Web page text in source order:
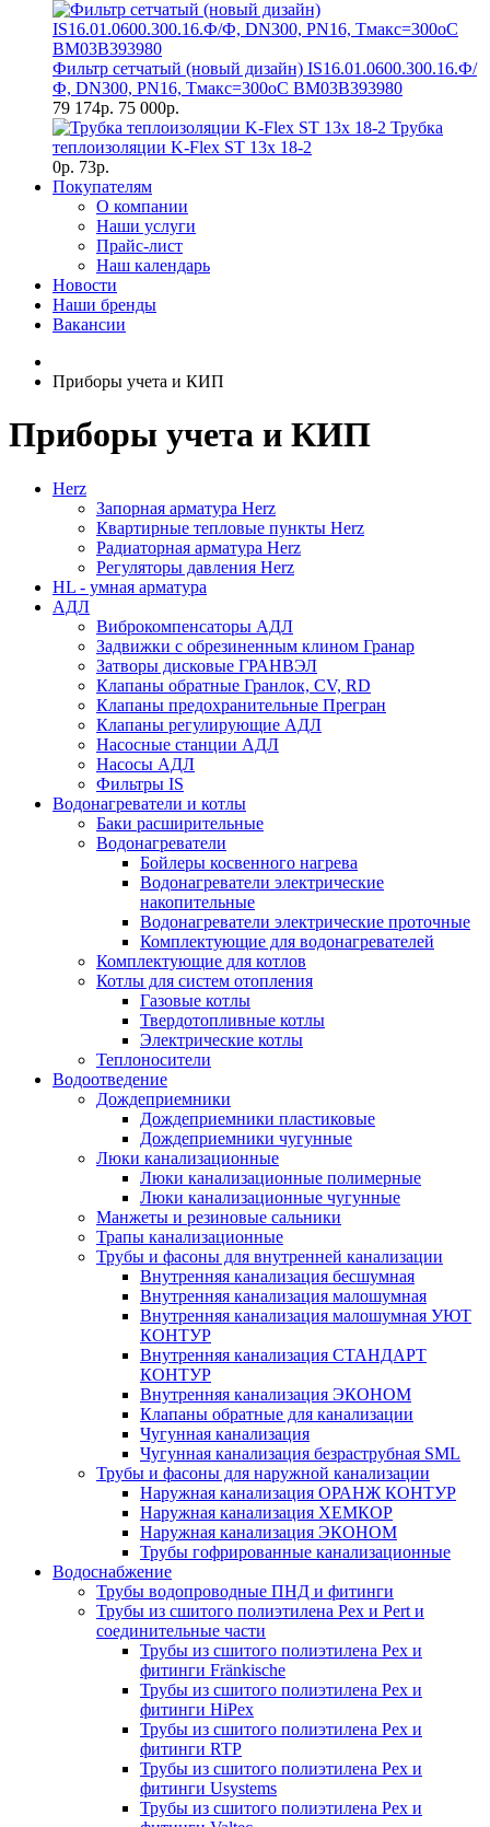
Фильтр сетчатый (новый дизайн) IS16.01.0600.300.16.Ф/
Ф, DN300, РN16, Тмакс=300оС BM03B393980
79 174р. 75 000р.
Трубка
теплоизоляции K-Flex ST 13х 18-2
0р. 73р.
Покупателям
О компании
Наши услуги
Прайс-лист
Наш календарь
Новости
Наши бренды
Вакансии
Приборы учета и КИП
Приборы учета и КИП
Herz
Запорная арматура Herz
Квартирные тепловые пункты Herz
Радиаторная арматура Herz
Регуляторы давления Herz
HL - умная арматура
АДЛ
Виброкомпенсаторы АДЛ
Задвижки с обрезиненным клином Гранар
Затворы дисковые ГРАНВЭЛ
Клапаны обратные Гранлок, CV, RD
Клапаны предохранительные Прегран
Клапаны регулирующие АДЛ
Насосные станции АДЛ
Насосы АДЛ
Фильтры IS
Водонагреватели и котлы
Баки расширительные
Водонагреватели
Бойлеры косвенного нагрева
Водонагреватели электрические
накопительные
Водонагреватели электрические проточные
Комплектующие для водонагревателей
Комплектующие для котлов
Котлы для систем отопления
Газовые котлы
Твердотопливные котлы
Электрические котлы
Теплоносители
Водоотведение
Дождеприемники
Дождеприемники пластиковые
Дождеприемники чугунные
Люки канализационные
Люки канализационные полимерные
Люки канализационные чугунные
Манжеты и резиновые сальники
Трапы канализационные
Трубы и фасоны для внутренней канализации
Внутренняя канализация бесшумная
Внутренняя канализация малошумная
Внутренняя канализация малошумная УЮТ
КОНТУР
Внутренняя канализация СТАНДАРТ
КОНТУР
Внутренняя канализация ЭКОНОМ
Клапаны обратные для канализации
Чугунная канализация
Чугунная канализация безраструбная SML
Трубы и фасоны для наружной канализации
Наружная канализация ОРАНЖ КОНТУР
Наружная канализация ХЕМКОР
Наружная канализация ЭКОНОМ
Трубы гофрированные канализационные
Водоснабжение
Трубы водопроводные ПНД и фитинги
Трубы из сшитого полиэтилена Pex и Pert и
соединительные части
Трубы из сшитого полиэтилена Pex и
фитинги Fränkische
Трубы из сшитого полиэтилена Pex и
фитинги HiPex
Трубы из сшитого полиэтилена Pex и
фитинги RTP
Трубы из сшитого полиэтилена Pex и
фитинги Usystems
Трубы из сшитого полиэтилена Pex и